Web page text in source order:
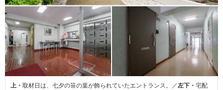
上・ 取材日は、七夕の笹の葉が飾られていたエントランス。／左下・ 宅配